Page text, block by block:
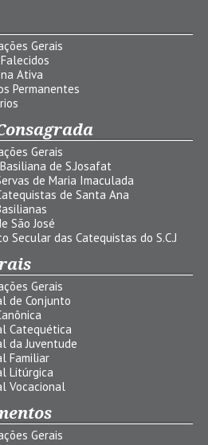
Gerais
Ativa
Permanentes
Gerais
de S.Josafat
de Maria Imaculada
de Santa Ana
São José
Secular das Catequistas do S.C.J
Gerais
de Conjunto
Catequética
da Juventude
Familiar
Litúrgica
Vocacional
Gerais